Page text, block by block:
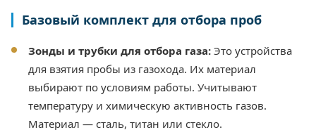
Базовый комплект для отбора проб
Зонды и трубки для отбора газа: Это устройства
для взятия пробы из газохода. Их материал
выбирают по условиям работы. Учитывают
температуру и химическую активность газов.
Материал — сталь, титан или стекло.